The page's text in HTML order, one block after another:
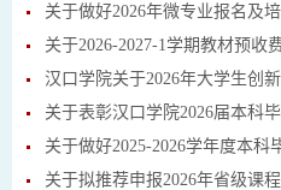
关于做好2026年微专业报名及
关于2026-2027-1学期教材预收
汉口学院关于2026年大学生创
关于表彰汉口学院2026届本科
关于做好2025-2026学年度本科
关于拟推荐申报2026年省级课